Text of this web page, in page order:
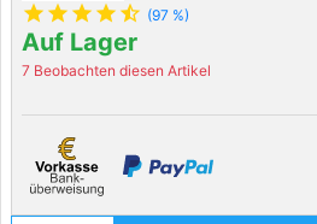
star star star star star_half (97 %)
Auf Lager
7 Beobachten diesen Artikel